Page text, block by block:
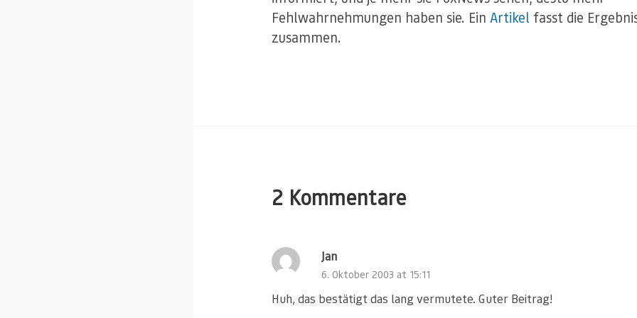
Fehlwahrnehmungen haben sie. Ein Artikel fasst die
zusammen.
2 Kommentare
Jan
6. Oktober 2003 at 15:11
Huh, das bestätigt das lang vermutete. Guter Beitrag!